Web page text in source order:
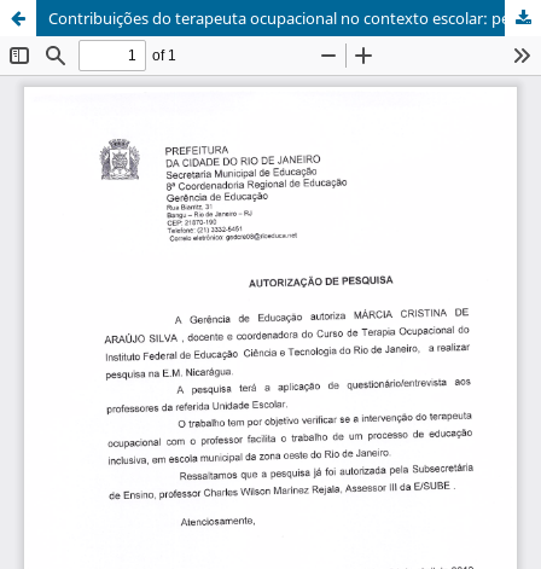
Contribuições do terapeuta ocupacional no contexto escolar: percepção de professores de uma escola regular no município do rio de janeiro/Contributions of occupational therapists in the school context: perception of teachers of a regular school in the municipality of Rio de Janeiro